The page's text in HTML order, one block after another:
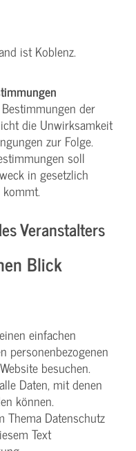
ist Koblenz.
der
die Unwirksamkeit
zur Folge.
soll
in gesetzlich
Veranstalters
Blick
einfachen
personenbezogenen
besuchen.
Daten, mit denen
können.
Thema Datenschutz
Text